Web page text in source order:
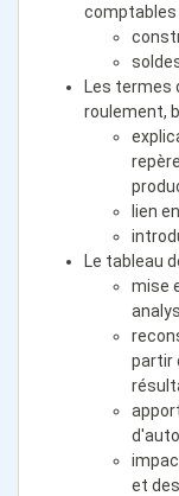
comptables
Les termes
roulement,
lien
Le tableau
mise
partir
et